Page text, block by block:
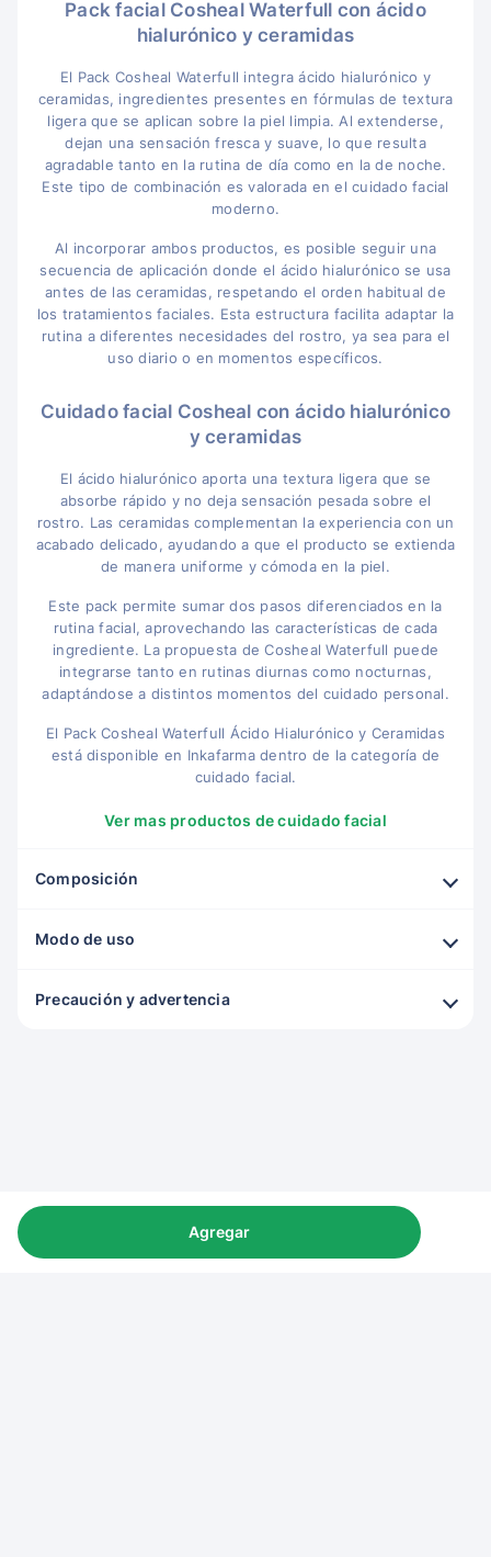
Pack facial Cosheal Waterfull con ácido
hialurónico y ceramidas
El Pack Cosheal Waterfull integra ácido hialurónico y
ceramidas, ingredientes presentes en fórmulas de textura
ligera que se aplican sobre la piel limpia. Al extenderse,
dejan una sensación fresca y suave, lo que resulta
agradable tanto en la rutina de día como en la de noche.
Este tipo de combinación es valorada en el cuidado facial
moderno.
Al incorporar ambos productos, es posible seguir una
secuencia de aplicación donde el ácido hialurónico se usa
antes de las ceramidas, respetando el orden habitual de
los tratamientos faciales. Esta estructura facilita adaptar la
rutina a diferentes necesidades del rostro, ya sea para el
uso diario o en momentos específicos.
Cuidado facial Cosheal con ácido hialurónico
y ceramidas
El ácido hialurónico aporta una textura ligera que se
absorbe rápido y no deja sensación pesada sobre el
rostro. Las ceramidas complementan la experiencia con un
acabado delicado, ayudando a que el producto se extienda
de manera uniforme y cómoda en la piel.
Este pack permite sumar dos pasos diferenciados en la
rutina facial, aprovechando las características de cada
ingrediente. La propuesta de Cosheal Waterfull puede
integrarse tanto en rutinas diurnas como nocturnas,
adaptándose a distintos momentos del cuidado personal.
El Pack Cosheal Waterfull Ácido Hialurónico y Ceramidas
está disponible en Inkafarma dentro de la categoría de
cuidado facial.
Ver mas productos de cuidado facial
Composición
Modo de uso
Precaución y advertencia
Agregar